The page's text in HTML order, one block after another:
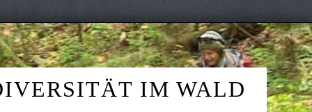
IM WALD